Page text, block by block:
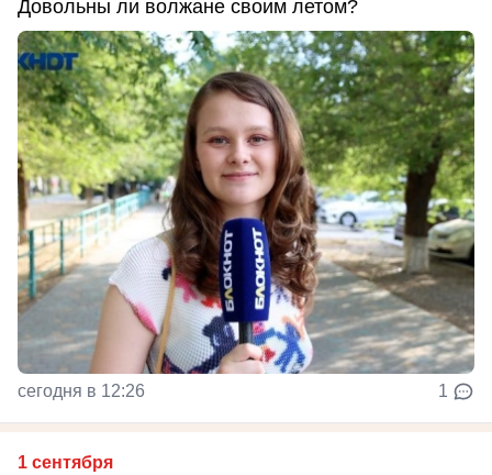
Довольны ли волжане своим летом?
сегодня в 12:26 1
1 сентября